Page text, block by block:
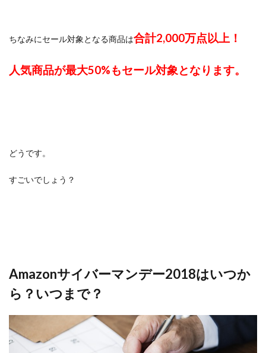
ちなみにセール対象となる商品は合計2,000万点以上！
人気商品が最大50%もセール対象となります。
どうです。
すごいでしょう？
Amazonサイバーマンデー2018はいつか
ら？いつまで？